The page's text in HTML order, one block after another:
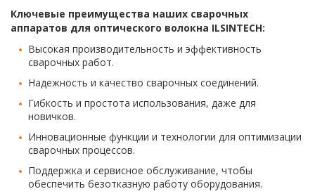
Ключевые преимущества наших сварочных
аппаратов для оптического волокна ILSINTECH:
Высокая производительность и эффективность
сварочных работ.
Надежность и качество сварочных соединений.
Гибкость и простота использования, даже для
новичков.
Инновационные функции и технологии для оптимизации
сварочных процессов.
Поддержка и сервисное обслуживание, чтобы
обеспечить безотказную работу оборудования.